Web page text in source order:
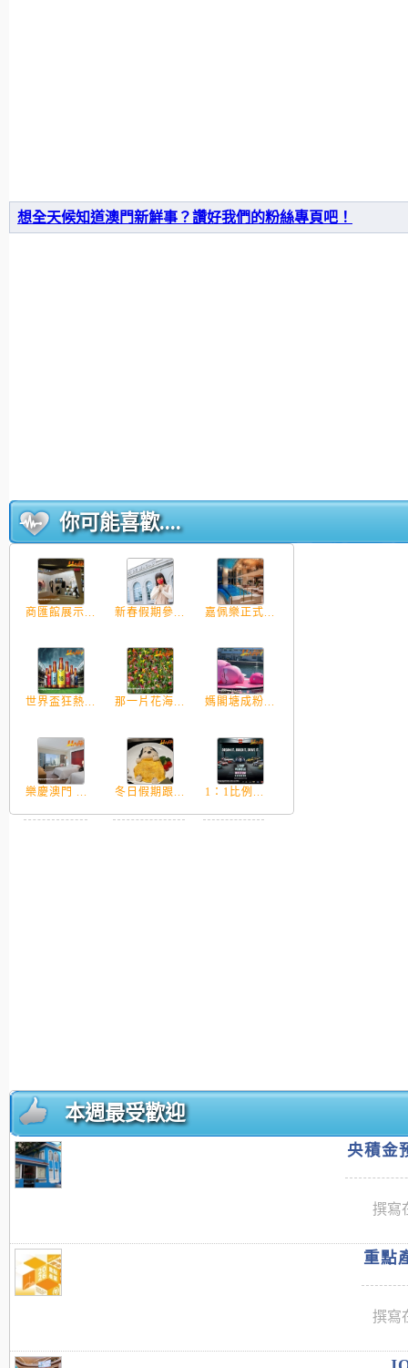
想全天候知道澳門新鮮事？讚好我們的粉絲專頁吧！
你可能喜歡....
商匯館展示... 新春假期參... 嘉佩樂正式...
世界盃狂熱... 那一片花海... 媽閣塘成粉...
樂慶澳門 ... 冬日假期跟... 1：1比例...
本週最受歡迎
央積金
撰寫
重點
撰寫